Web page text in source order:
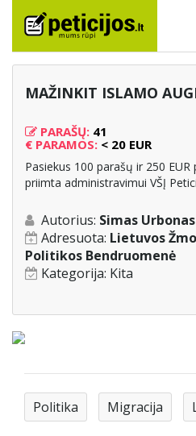
MAŽINKIT ISLAMO
PARAŠŲ: 41
€ PARAMOS: < 20 EUR
Pasiekus 100 parašų ir 250
priimta administravimui VŠĮ
Autorius: Simas Urbonas
Adresuota: Lietuvos
Politikos Bendruomenė
Kategorija: Kita
Politika Migracija